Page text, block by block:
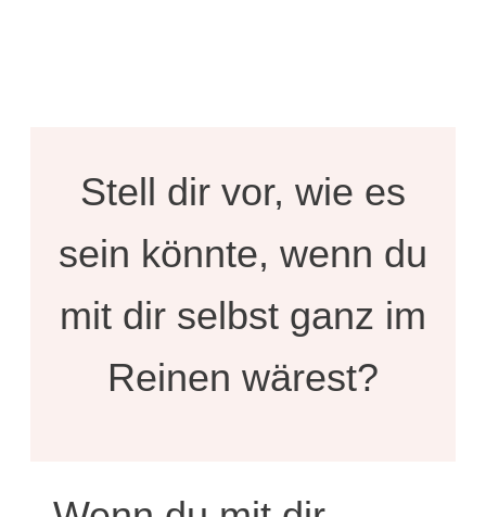
Stell dir vor, wie es
sein könnte, wenn du
mit dir selbst ganz im
Reinen wärest?